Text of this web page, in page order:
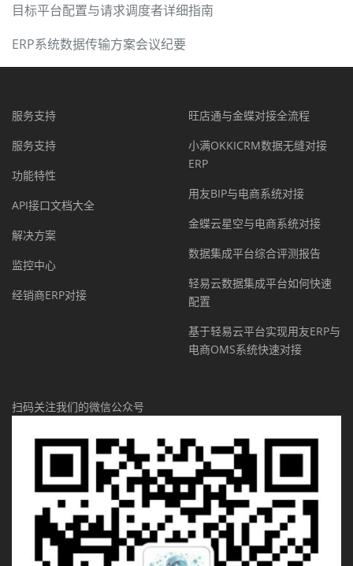
目标平台配置与请求调度者详细指南
ERP系统数据传输方案会议纪要
服务支持
服务支持
功能特性
API接口文档大全
解决方案
监控中心
经销商ERP对接
旺店通与金蝶对接全流程
小满OKKICRM数据无缝对接
ERP
用友BIP与电商系统对接
金蝶云星空与电商系统对接
数据集成平台综合评测报告
轻易云数据集成平台如何快速
配置
基于轻易云平台实现用友ERP与
电商OMS系统快速对接
扫码关注我们的微信公众号